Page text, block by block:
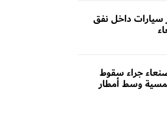
سيارات داخل نفق
جراء سقوط
وسط أمطار